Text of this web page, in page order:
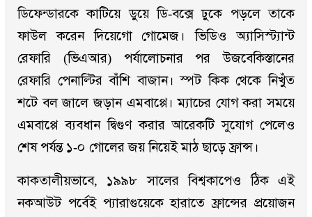
ডিফেন্ডারকে কাটিয়ে ডুয়ে ডি-বক্সে ঢুকে পড়লে তাকে
ফাউল করেন দিয়েগো গোমেজ। ভিডিও অ্যাসিস্ট্যান্ট
রেফারি (ভিএআর) পর্যালোচনার পর উজবেকিস্তানের
রেফারি পেনাল্টির বাঁশি বাজান। স্পট কিক থেকে নিখুঁত
শটে বল জালে জড়ান এমবাপ্পে। ম্যাচের যোগ করা সময়ে
এমবাপ্পে ব্যবধান দ্বিগুণ করার আরেকটি সুযোগ পেলেও
শেষ পর্যন্ত ১-০ গোলের জয় নিয়েই মাঠ ছাড়ে ফ্রান্স।
কাকতালীয়ভাবে, ১৯৯৮ সালের বিশ্বকাপেও ঠিক এই
নকআউট পর্বেই প্যারাগুয়েকে হারাতে ফ্রান্সের প্রয়োজন